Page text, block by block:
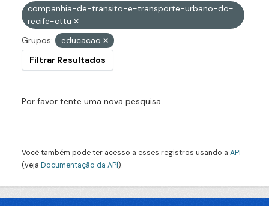
companhia-de-transito-e-transporte-urbano-do-
recife-cttu
Grupos:
educacao
Filtrar Resultados
Por favor tente uma nova pesquisa.
Você também pode ter acesso a esses registros usando a API
(veja Documentação da API).